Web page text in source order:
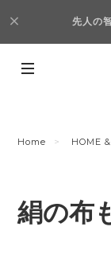
先人の
Home HOME
絹の布